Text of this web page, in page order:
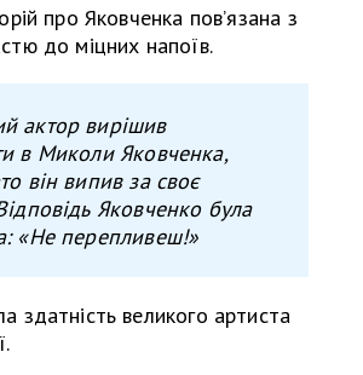
про Яковченка пов’язана з
до міцних напоїв.
актор вирішив
в Миколи Яковченка,
він випив за своє
Яковченко була
«Не перепливеш!»
здатність великого артиста